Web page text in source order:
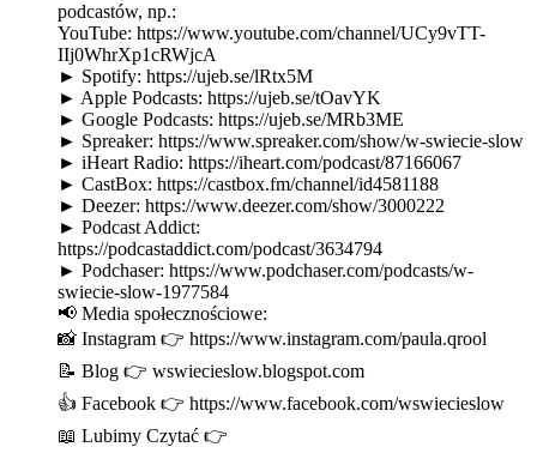
podcastów, np.:
YouTube: https://www.youtube.com/channel/UCy9vTT-
IIj0WhrXp1cRWjcA
► Spotify: https://ujeb.se/lRtx5M
► Apple Podcasts: https://ujeb.se/tOavYK
► Google Podcasts: https://ujeb.se/MRb3ME
► Spreaker: https://www.spreaker.com/show/w-swiecie-slow
► iHeart Radio: https://iheart.com/podcast/87166067
► CastBox: https://castbox.fm/channel/id4581188
► Deezer: https://www.deezer.com/show/3000222
► Podcast Addict:
https://podcastaddict.com/podcast/3634794
► Podchaser: https://www.podchaser.com/podcasts/w-
swiecie-slow-1977584
📢 Media społecznościowe:
📸 Instagram 👉 https://www.instagram.com/paula.qrool
📝 Blog 👉 wswiecieslow.blogspot.com
👍 Facebook 👉 https://www.facebook.com/wswiecieslow
📖 Lubimy Czytać 👉